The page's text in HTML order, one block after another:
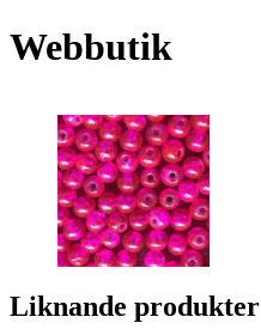
Webbutik
Liknande produkter